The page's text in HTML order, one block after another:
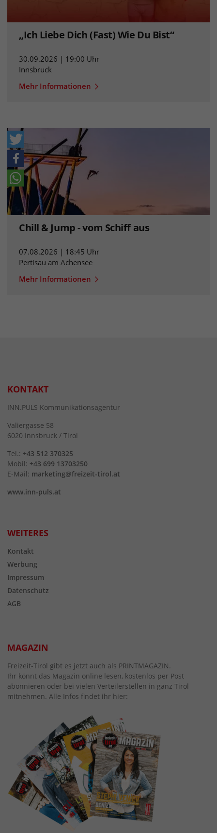
„Ich Liebe Dich (Fast) Wie Du Bist“
30.09.2026 | 19:00 Uhr
Innsbruck
Mehr Informationen
Chill & Jump - vom Schiff aus
07.08.2026 | 18:45 Uhr
Pertisau am Achensee
Mehr Informationen
KONTAKT
INN.PULS Kommunikationsagentur
Valiergasse 58
6020 Innsbruck / Tirol
Tel.: +43 512 370325
Mobil: +43 699 13703250
E-Mail: marketing@freizeit-tirol.at
www.inn-puls.at
WEITERES
Kontakt
Werbung
Impressum
Datenschutz
AGB
MAGAZIN
Freizeit-Tirol gibt es jetzt auch als PRINTMAGAZIN.
Ihr könnt das Magazin online lesen, kostenlos per Post
abonnieren oder bei vielen Verteilerstellen in ganz Tirol
mitnehmen. Alle Infos findet ihr hier: